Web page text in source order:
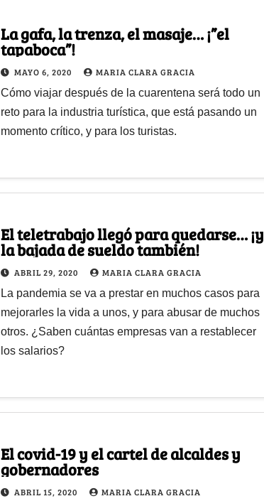
La gafa, la trenza, el masaje… ¡”el
tapaboca”!
MAYO 6, 2020 MARIA CLARA GRACIA
Cómo viajar después de la cuarentena será todo un
reto para la industria turística, que está pasando un
momento crítico, y para los turistas.
El teletrabajo llegó para quedarse… ¡y
la bajada de sueldo también!
ABRIL 29, 2020 MARIA CLARA GRACIA
La pandemia se va a prestar en muchos casos para
mejorarles la vida a unos, y para abusar de muchos
otros. ¿Saben cuántas empresas van a restablecer
los salarios?
El covid-19 y el cartel de alcaldes y
gobernadores
ABRIL 15, 2020 MARIA CLARA GRACIA